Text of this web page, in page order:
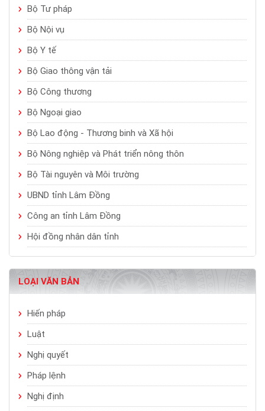
Bộ Tư pháp
Bộ Nội vụ
Bộ Y tế
Bộ Giao thông vận tải
Bộ Công thương
Bộ Ngoại giao
Bộ Lao động - Thương binh và Xã hội
Bộ Nông nghiệp và Phát triển nông thôn
Bộ Tài nguyên và Môi trường
UBND tỉnh Lâm Đồng
Công an tỉnh Lâm Đồng
Hội đồng nhân dân tỉnh
LOẠI VĂN BẢN
Hiến pháp
Luật
Nghị quyết
Pháp lệnh
Nghị định